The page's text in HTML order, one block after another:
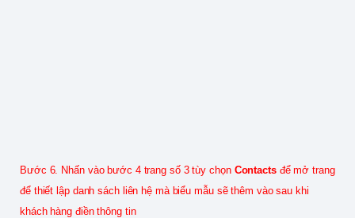
Bước 6. Nhấn vào bước 4 trang số 3 tùy chọn Contacts để mở trang
để thiết lập danh sách liên hệ mà biểu mẫu sẽ thêm vào sau khi
khách hàng điền thông tin